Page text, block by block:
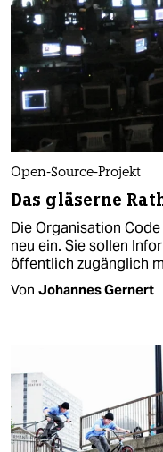
Open-Source-Projekt
Das gläserne
Die Organisation
neu ein. Sie sollen
öffentlich zugänglich
Von Johannes Gernert